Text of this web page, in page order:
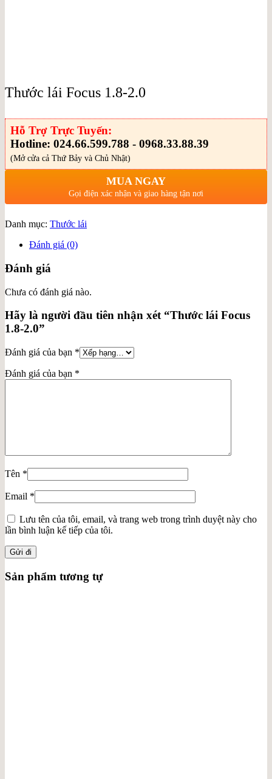
Thước lái Focus 1.8-2.0
Hỗ Trợ Trực Tuyến:
Hotline: 024.66.599.788 - 0968.33.88.39
(Mở cửa cả Thứ Bảy và Chủ Nhật)
MUA NGAY
Gọi điện xác nhận và giao hàng tận nơi
Danh mục: Thước lái
Đánh giá (0)
Đánh giá
Chưa có đánh giá nào.
Hãy là người đầu tiên nhận xét “Thước lái Focus
1.8-2.0”
Đánh giá của bạn *
Đánh giá của bạn *
Tên *
Email *
Lưu tên của tôi, email, và trang web trong trình duyệt này cho
lần bình luận kế tiếp của tôi.
Sản phẩm tương tự